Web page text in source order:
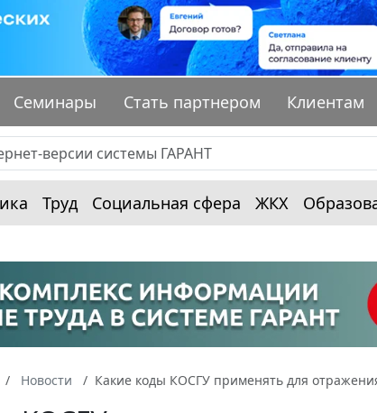
Семинары Стать партнером Клиентам
Труд Социальная сфера ЖКХ
Новости Какие коды КОСГУ применять для